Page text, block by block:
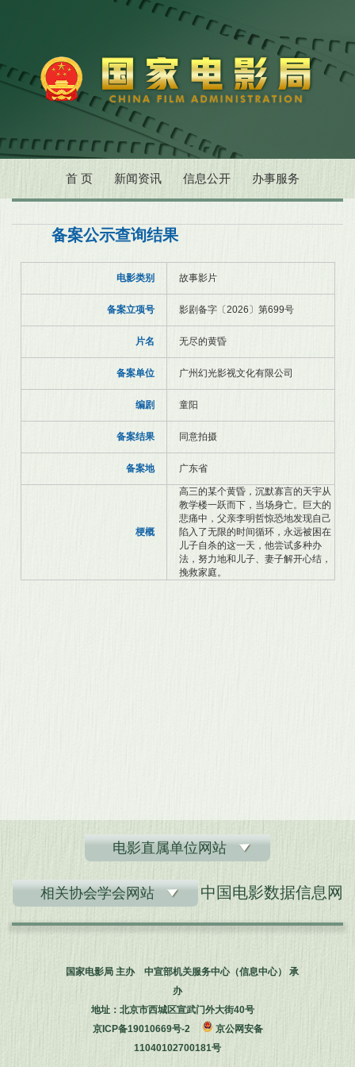
首 页 新闻资讯 信息公开 办事服务
备案公示查询结果
电影类别 故事影片
备案立项号 影剧备字〔2026〕第699号
片名 无尽的黄昏
备案单位 广州幻光影视文化有限公司
编剧 童阳
备案结果 同意拍摄
备案地 广东省
梗概
高三的某个黄昏，沉默寡言的天宇从
教学楼一跃而下，当场身亡。巨大的
悲痛中，父亲李明哲惊恐地发现自己
陷入了无限的时间循环，永远被困在
儿子自杀的这一天，他尝试多种办
法，努力地和儿子、妻子解开心结，
挽救家庭。
电影直属单位网站
相关协会学会网站 中国电影数据信息网
国家电影局 主办 中宣部机关服务中心（信息中心） 承
办
地址：北京市西城区宣武门外大街40号
京ICP备19010669号-2
京公网安备
11040102700181号